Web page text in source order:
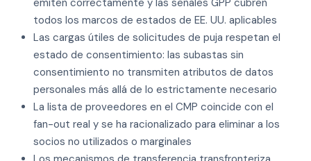
emiten correctamente y las señales GPP cubren
todos los marcos de estados de EE. UU. aplicables
Las cargas útiles de solicitudes de puja respetan el
estado de consentimiento: las subastas sin
consentimiento no transmiten atributos de datos
personales más allá de lo estrictamente necesario
La lista de proveedores en el CMP coincide con el
fan-out real y se ha racionalizado para eliminar a los
socios no utilizados o marginales